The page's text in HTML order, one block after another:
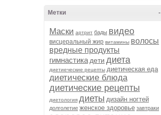
-
Метки
Маски артрит бады видео
висцеральный жир витамины волосы
вредные продукты
гимнастика дети диета
диетиеческие рецепты диетическая еда
диетические блюда
диетические рецепты
диетология диеты дизайн ногтей
долголетие женское здоровье завтраки